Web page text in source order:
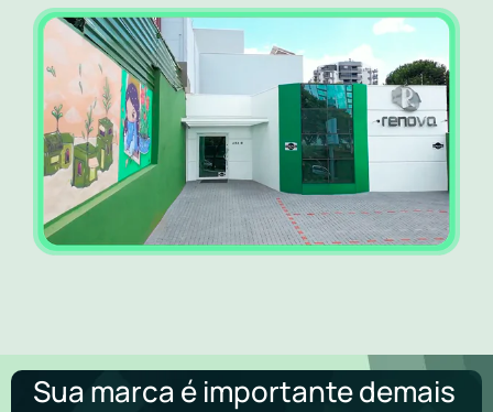
Sua marca é importante demais